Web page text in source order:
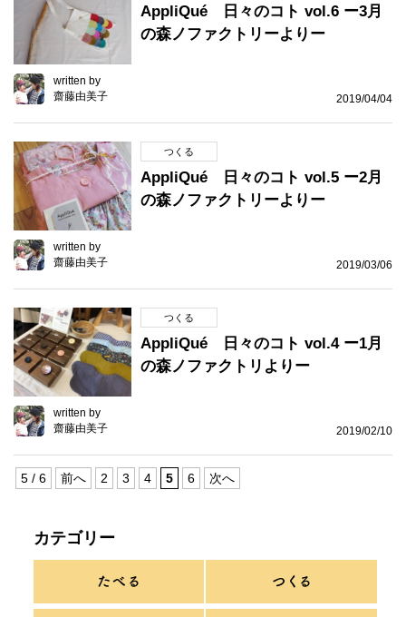
AppliQué 日々のコト vol.6 ー3月
の森ノファクトリーよりー
written by
齋藤由美子
2019/04/04
つくる
AppliQué 日々のコト vol.5 ー2月
の森ノファクトリーよりー
written by
齋藤由美子
2019/03/06
つくる
AppliQué 日々のコト vol.4 ー1月
の森ノファクトリよりー
written by
齋藤由美子
2019/02/10
5 / 6 前へ 2 3 4 5 6 次へ
カテゴリー